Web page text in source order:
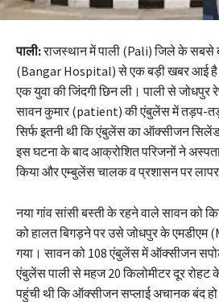
पाली:राजस्थान में पाली (Pali) जिले के सबसे
(Bangar Hospital) से एक बड़ी खबर आई
एक युवा की जिंदगी छिन ली। पाली से
सावन कुमार (patient) की एंबुलेंस में तड़प-
सिर्फ इतनी थी कि एंबुलेंस का ऑक्सीजन
इस घटना के बाद आक्रोशित परिजनों ने
किया और एम्बुलेंस चालक व प्रशासन पर
नया गांव सांसी बस्ती के रहने वाले सावन को
को हालत बिगड़ने पर उसे जोधपुर के एमडीएम
गया। सावन को 108 एंबुलेंस में ऑक्सीजन
एंबुलेंस पाली से महज 20 किलोमीटर दूर रोहट
पहुंची थी कि ऑक्सीजन सप्लाई अचानक बंद